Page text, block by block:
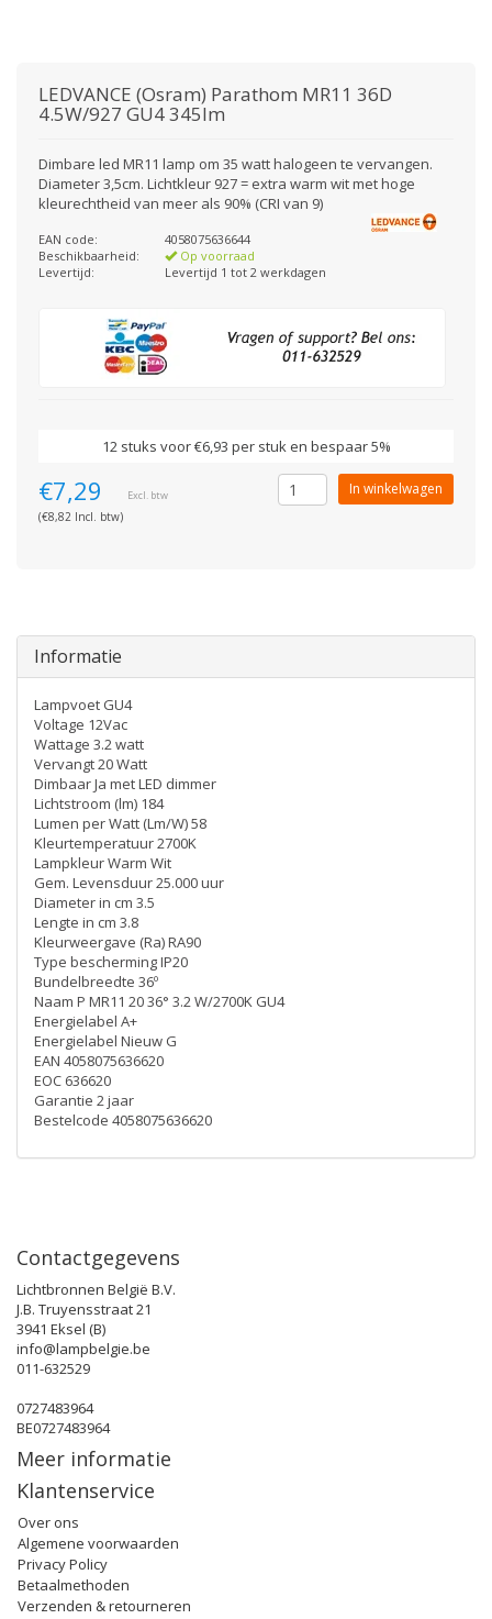
LEDVANCE (Osram) Parathom MR11 36D
4.5W/927 GU4 345lm
Dimbare led MR11 lamp om 35 watt halogeen te vervangen.
Diameter 3,5cm. Lichtkleur 927 = extra warm wit met hoge
kleurechtheid van meer als 90% (CRI van 9)
EAN code:
4058075636644
Beschikbaarheid:
Op voorraad
Levertijd:
Levertijd 1 tot 2 werkdagen
12 stuks voor €6,93 per stuk en bespaar 5%
€7,29 Excl. btw
(€8,82 Incl. btw)
In winkelwagen
Informatie
Lampvoet GU4
Voltage 12Vac
Wattage 3.2 watt
Vervangt 20 Watt
Dimbaar Ja met LED dimmer
Lichtstroom (lm) 184
Lumen per Watt (Lm/W) 58
Kleurtemperatuur 2700K
Lampkleur Warm Wit
Gem. Levensduur 25.000 uur
Diameter in cm 3.5
Lengte in cm 3.8
Kleurweergave (Ra) RA90
Type bescherming IP20
Bundelbreedte 36º
Naam P MR11 20 36° 3.2 W/2700K GU4
Energielabel A+
Energielabel Nieuw G
EAN 4058075636620
EOC 636620
Garantie 2 jaar
Bestelcode 4058075636620
Contactgegevens
Lichtbronnen België B.V.
J.B. Truyensstraat 21
3941 Eksel (B)
info@lampbelgie.be
011-632529
0727483964
BE0727483964
Meer informatie
Klantenservice
Over ons
Algemene voorwaarden
Privacy Policy
Betaalmethoden
Verzenden & retourneren